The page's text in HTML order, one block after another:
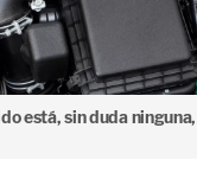
está, sin duda